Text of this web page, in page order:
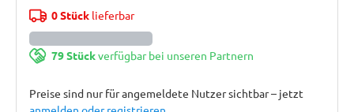
0 Stücklieferbar
79 Stückverfügbar bei unseren Partnern
Preise sind nur für angemeldete Nutzer sichtbar – jetzt